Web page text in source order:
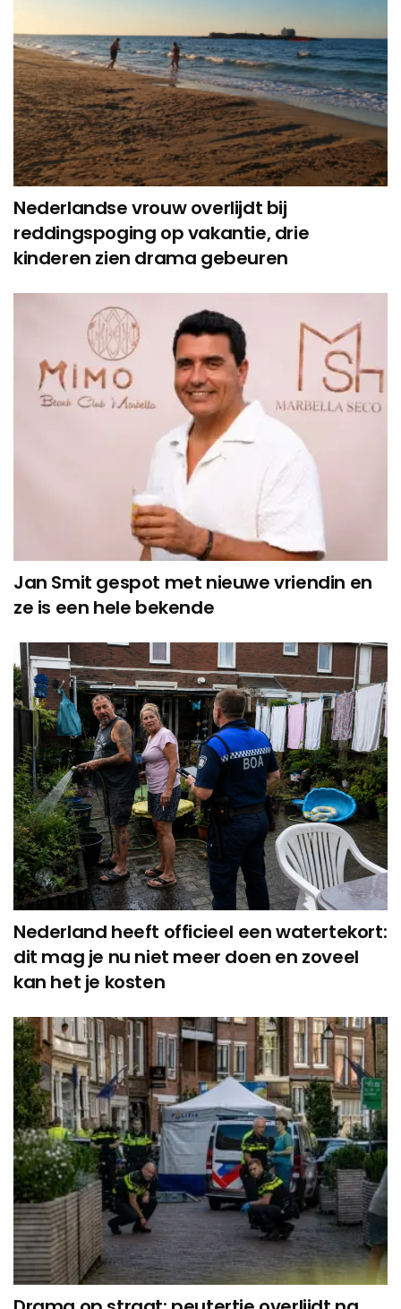
Nederlandse vrouw overlijdt bij
reddingspoging op vakantie, drie
kinderen zien drama gebeuren
Jan Smit gespot met nieuwe vriendin en
ze is een hele bekende
Nederland heeft officieel een watertekort:
dit mag je nu niet meer doen en zoveel
kan het je kosten